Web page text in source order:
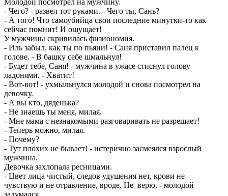
- Чего? - развел тот руками. - Чего ты, Сань?
- А того! Что самоубийца свои последние минутки-то как
сейчас помнит! И ощущает!
У мужчины скривилась физиономия.
- Иль забыл, как ты по пьяни! - Саня приставил палец к
голове. - В башку себе шмальнул!
- Будет тебе, Саня! - мужчина в ужасе стиснул голову
ладонями. - Хватит!
- Вот-вот! - ухмыльнулся молодой и снова посмотрел на
девочку.
- А вы кто, дяденька?
- Не знаешь ты меня, милая.
- Мне мама с незнакомыми разговаривать не разрешает!
- Теперь можно, милая.
- Почему?
- Тут плохих не бывает! - истерично засмеялся взрослый
мужчина.
Девочка захлопала ресницами.
- Цвет лица чистый, следов удушения нет, крови не
чувствую и не отравление, вроде. Не верю, - молодой
задумался.